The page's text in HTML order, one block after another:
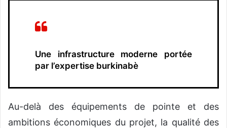
Une infrastructure moderne portée
par l’expertise burkinabè
Au-delà des équipements de pointe et des
ambitions économiques du projet, la qualité des